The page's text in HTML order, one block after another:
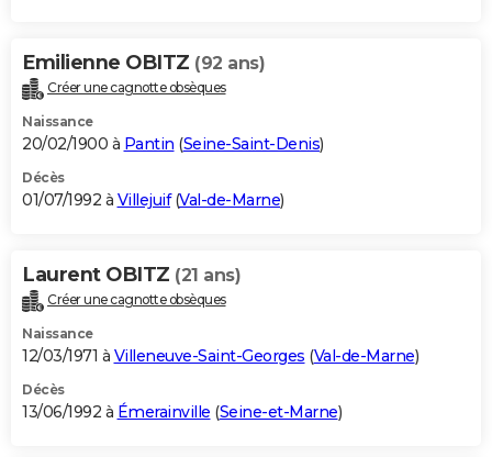
Emilienne OBITZ (92 ans)
Créer une cagnotte obsèques
Naissance
20/02/1900 à Pantin (Seine-Saint-Denis)
Décès
01/07/1992 à Villejuif(Val-de-Marne)
Laurent OBITZ (21 ans)
Créer une cagnotte obsèques
Naissance
12/03/1971 à Villeneuve-Saint-Georges (Val-de-Marne)
Décès
13/06/1992 à Émerainville (Seine-et-Marne)